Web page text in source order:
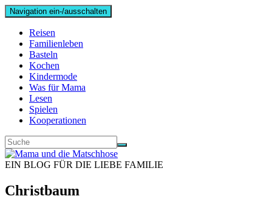
Navigation ein-/ausschalten
Reisen
Familienleben
Basteln
Kochen
Kindermode
Was für Mama
Lesen
Spielen
Kooperationen
EIN BLOG FÜR DIE LIEBE FAMILIE
Christbaum